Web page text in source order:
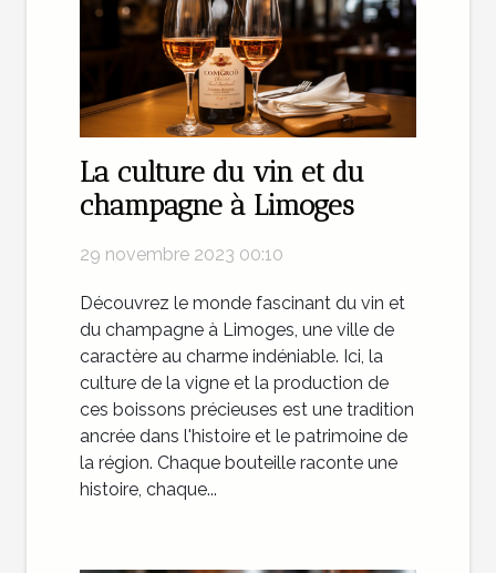
La culture du vin et du
champagne à Limoges
29 novembre 2023 00:10
Découvrez le monde fascinant du vin et
du champagne à Limoges, une ville de
caractère au charme indéniable. Ici, la
culture de la vigne et la production de
ces boissons précieuses est une tradition
ancrée dans l'histoire et le patrimoine de
la région. Chaque bouteille raconte une
histoire, chaque...